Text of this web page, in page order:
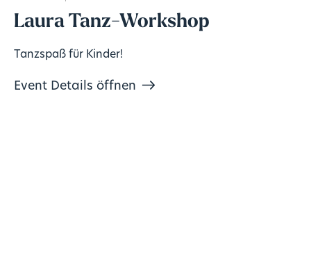
Laura Tanz-Workshop
Tanzspaß für Kinder!
Event Details öffnen